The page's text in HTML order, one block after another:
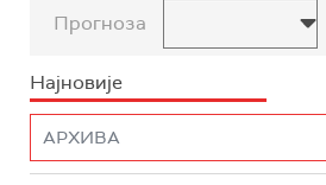
Прогноза
Најновије